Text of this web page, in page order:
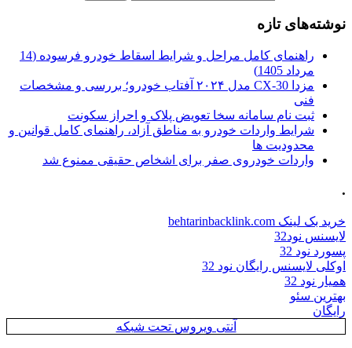
نوشته‌های تازه
راهنمای کامل مراحل و شرایط اسقاط خودرو فرسوده (14
مرداد 1405)
مزدا CX-30 مدل ۲۰۲۴ آفتاب خودرو؛ بررسی و مشخصات
فنی
ثبت نام سامانه سخا تعویض پلاک و احراز سکونت
شرایط واردات خودرو به مناطق آزاد، راهنمای کامل قوانین و
محدودیت ها
واردات خودروی صفر برای اشخاص حقیقی ممنوع شد
.
خرید بک لینک behtarinbacklink.com
لایسنس نود32
پسورد نود 32
اوکلی لایسنس رایگان نود 32
همیار نود 32
بهترین سئو
رایگان
آنتی ویروس تحت شبکه